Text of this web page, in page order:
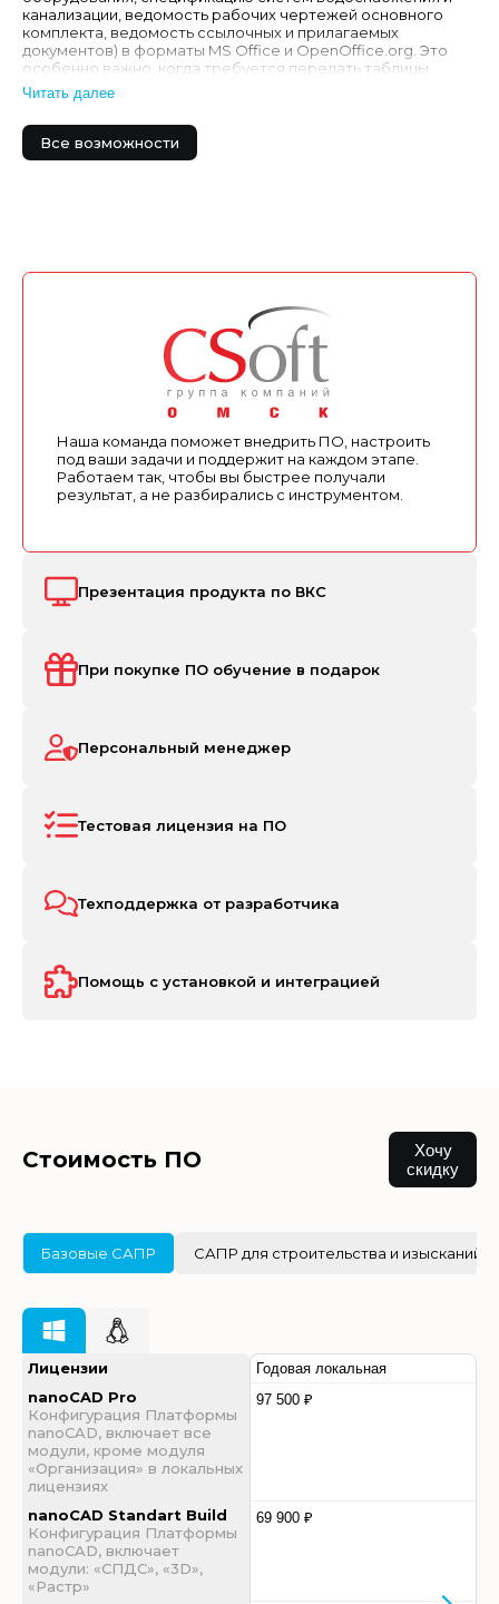
канализации, ведомость рабочих чертежей основного
комплекта, ведомость ссылочных и прилагаемых
документов) в форматы MS Office и OpenOffice.org. Это
особенно важно, когда требуется передать таблицы
(например, спецификации оборудования для составления
см…
Читать далее
Все возможности
Наша команда поможет внедрить ПО, настроить
под ваши задачи и поддержит на каждом этапе.
Работаем так, чтобы вы быстрее получали
результат, а не разбирались с инструментом.
Презентация продукта по ВКС
При покупке ПО обучение в подарок
Персональный менеджер
Тестовая лицензия на ПО
Техподдержка от разработчика
Помощь с установкой и интеграцией
Стоимость ПО
Хочу
скидку
Базовые САПР САПР для строительства и изысканий
Лицензии
nanoCAD Pro
Конфигурация Платформы
nanoCAD, включает все
модули, кроме модуля
«Организация» в локальных
лицензиях
nanoCAD Standart Build
Конфигурация Платформы
nanoCAD, включает
модули: «СПДС», «3D»,
«Растр»
Годовая локальная
97 500 ₽
69 900 ₽